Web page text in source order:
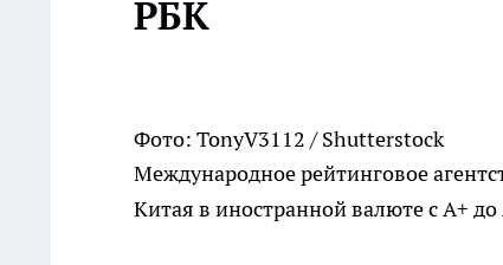
РБК
Фото: TonyV3112 / Shutterstock
Международное рейтинговое
Китая в иностранной валюте с A+ до